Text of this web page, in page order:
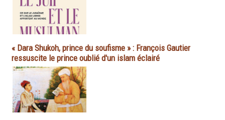
« Dara Shukoh, prince du soufisme » : François Gautier
ressuscite le prince oublié d'un islam éclairé